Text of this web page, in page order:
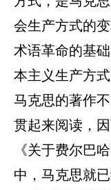
会生产方式的
术语革命的基
本主义生产方
马克思的著作
贯起来阅读，
《关于费尔巴
中，马克思就